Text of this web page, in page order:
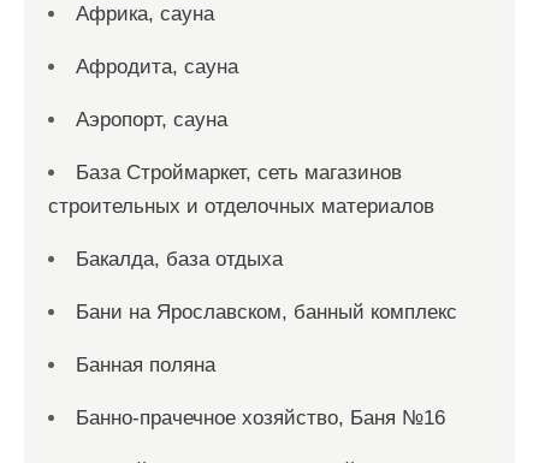
Африка, сауна
Афродита, сауна
Аэропорт, сауна
База Строймаркет, сеть магазинов
строительных и отделочных материалов
Бакалда, база отдыха
Бани на Ярославском, банный комплекс
Банная поляна
Банно-прачечное хозяйство, Баня №16